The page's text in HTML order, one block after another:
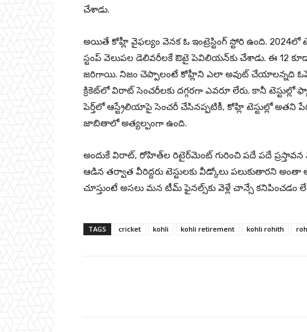
చేశాడు.
అయితే కోహ్లీ వైఫల్యం వెనక ఓ ఇంట్రెస్టింగ్ స్టోరి ఉంది. 2024లో
స్టంప్ వెలుపల డెలివరీలకే ఔటై పెవిలియన్‌కు చేశాడు. ఈ 12 కూడా
జరిగాయి. నిజం చెప్పాలంటే కోహ్లీని ఎలా అవుట్ చేయాలన్నది
క్రికెట్‌లో విరాట్ సెంచరీలకు దగ్గరగా ఎవరూ లేరు. కానీ
పెర్త్‌లో ఆస్ట్రేలియాపై సెంచరీ చేసినప్పటికీ, కోహ్లి టెస్టుల్లో
జాబితాలో అత్యల్పంగా ఉంది.
అందుకే విరాట్, రోహిత్‌ల రిటైర్‌మెంట్ గురించి పదే పదే
ఆడిన తర్వాత వీరిద్దరు టెస్టులకు వీడ్కోలు పలుకుతారని
చూస్తుంటే అసలు మన టీమ్ ఫైనల్స్‌కు వెళ్లే చాన్సే కనిపించడం
TAGS cricket kohli kohli retirement kohli rohith